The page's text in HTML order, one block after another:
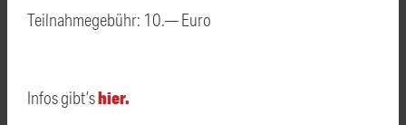
Teilnahmegebühr: 10.— Euro
Infos gibt’shier.